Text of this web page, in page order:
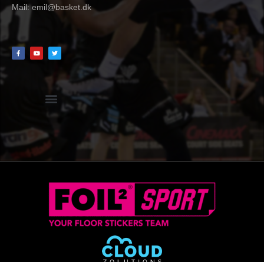
Mail:emil@basket.dk